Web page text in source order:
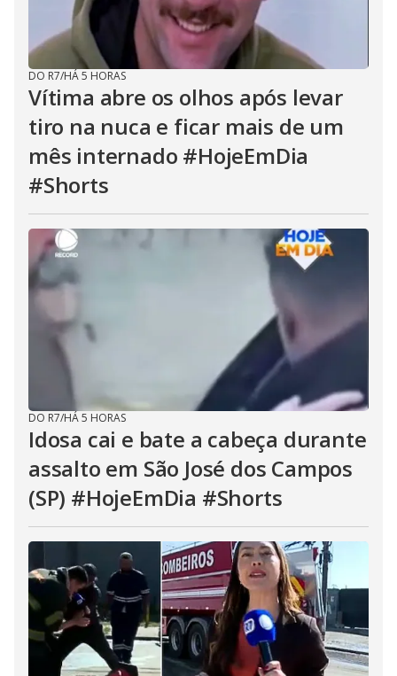
DO R7/HÁ 5 HORAS
Vítima abre os olhos após levar
tiro na nuca e ficar mais de um
mês internado #HojeEmDia
#Shorts
DO R7/HÁ 5 HORAS
Idosa cai e bate a cabeça durante
assalto em São José dos Campos
(SP) #HojeEmDia #Shorts